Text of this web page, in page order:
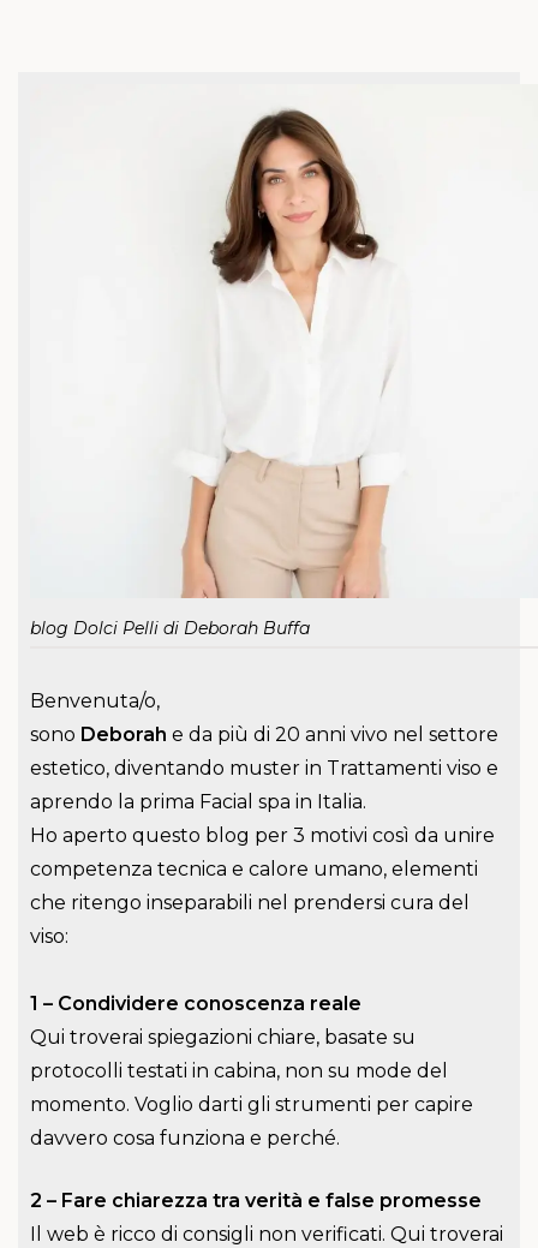
blog Dolci Pelli di Deborah Buffa
Benvenuta/o,
sono Deborah e da più di 20 anni vivo nel settore
estetico, diventando muster in Trattamenti viso e
aprendo la prima Facial spa in Italia.
Ho aperto questo blog per 3 motivi così da unire
competenza tecnica e calore umano, elementi
che ritengo inseparabili nel prendersi cura del
viso:
1 – Condividere conoscenza reale
Qui troverai spiegazioni chiare, basate su
protocolli testati in cabina, non su mode del
momento. Voglio darti gli strumenti per capire
davvero cosa funziona e perché.
2 – Fare chiarezza tra verità e false promesse
Il web è ricco di consigli non verificati. Qui troverai